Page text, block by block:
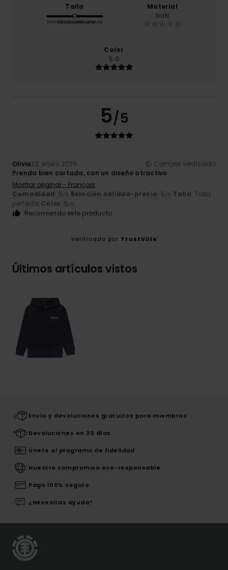
Talla
Demasiado pequeño
Demasiado grande
Material
NaN
Color
5.0
5/5
Olivia22. enero 2026
Compra verificada
Prenda bien cortada, con un diseño atractivo
Mostrar original - Français
Comodidad: 5/5 Relación calidad-precio: 5/5 Talla: Talla
perfecta Color: 5/5
Recomiendo este producto
Verificado por TrustVille
Últimos artículos vistos
Envío y devoluciones gratuitos para miembros
Devoluciones en 30 días
Únete al programa de fidelidad
Nuestro compromiso eco-responsable
Pago 100% seguro
¿Necesitas ayuda?